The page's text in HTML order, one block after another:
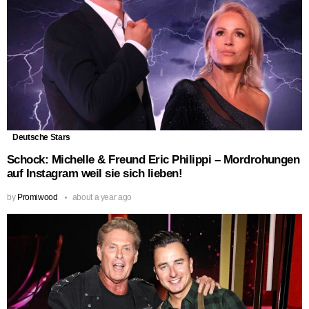
Deutsche Stars
Schock: Michelle & Freund Eric Philippi – Mordrohungen
auf Instagram weil sie sich lieben!
by Promiwood about a year ago